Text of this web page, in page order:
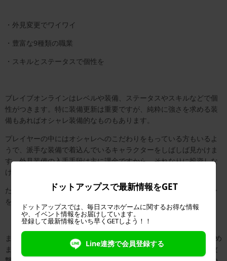
・外見変更でワイワイ
・豊富な9種類の職業
・スキルとステータスで個性を
ブレイブオンラインはレベルや装備、ステータスやスキルなどで個
性がつきます。特に装備更新は重要ですが、純粋に強さを求める装
備もあればオシャレ装備的なものもあります。
プレイヤーの中にはオシャレへのこだわりをもっている方もいるよ
うで、派手な装備で着込んでいるキャラクターをしばしば見かけま
す。外見装備の入手手段は主に課金ですから、それなりに投資しな
ければなりません。
ただ課金をしなくても定期的に課金通貨は配られますから、ガチャ
を回したい方はそのときを待ちましょう。配布数は少なめです。
また最初のキャラクターメイクをするときに9つの中から職業を決め
ます。近接タイプで防御よりのソードマン、同じく近接タイプで攻
ドットアップスで最新情報をGET
ドットアップスでは、毎日スマホゲームに関するお得な情報
や、イベント情報をお届けしています。
登録して最新情報をいち早くGETしよう！！
Line連携で会員登録する